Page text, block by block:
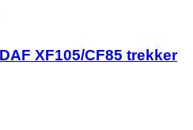
XF105/CF85 trekker